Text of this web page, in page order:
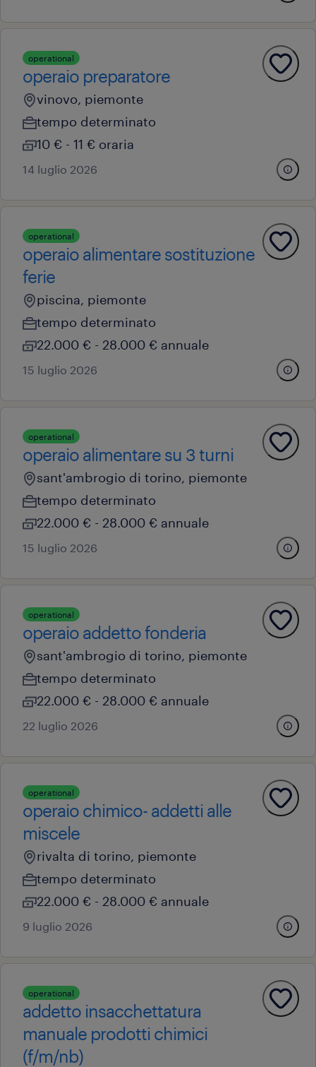
operational
operaio preparatore
vinovo, piemonte
tempo determinato
10 € - 11 € oraria
14 luglio 2026
operational
operaio alimentare sostituzione
ferie
piscina, piemonte
tempo determinato
22.000 € - 28.000 € annuale
15 luglio 2026
operational
operaio alimentare su 3 turni
sant'ambrogio di torino, piemonte
tempo determinato
22.000 € - 28.000 € annuale
15 luglio 2026
operational
operaio addetto fonderia
sant'ambrogio di torino, piemonte
tempo determinato
22.000 € - 28.000 € annuale
22 luglio 2026
operational
operaio chimico- addetti alle
miscele
rivalta di torino, piemonte
tempo determinato
22.000 € - 28.000 € annuale
9 luglio 2026
operational
addetto insacchettatura
manuale prodotti chimici
(f/m/nb)